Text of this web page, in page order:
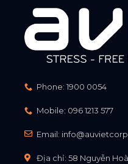
Phone: 1900 0054
Mobile: 096 1213 577
Email:
Địa chỉ: 58 Nguyễn